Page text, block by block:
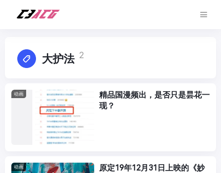
大护法 2
动画
精品国漫频出，是否只是昙花一
现？
动画
原定19年12月31日上映的《妙